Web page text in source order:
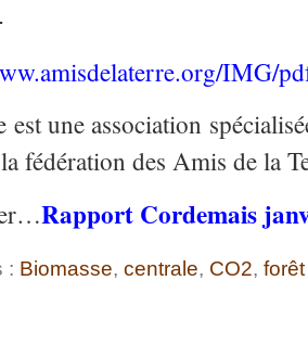
IMG/
est une association
fédération des Amis de la
Rapport Cordemais
: Biomasse, centrale, CO2, forêt